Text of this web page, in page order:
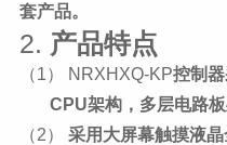
套产品。
2. 产品特点
（1） NRXHXQ-KP控制
CPU架构，多层电路
（2） 采用大屏幕触摸液